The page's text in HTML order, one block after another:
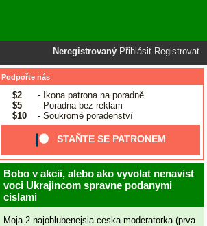
Neregistrovaný Přihlásit Registrovat
Podpořte nás
$2
- Ikona patrona na poradně
$5
- Poradna bez reklam
$10
- Soukromé poradenství
STAŇTE SE PATRONEM
Bobo v akcii, alebo ako vyvolat nenavist
voci Ukrajincom spravne podanymi
cislami
Moja 2.najoblubenejsia ceska moderatorka (prva